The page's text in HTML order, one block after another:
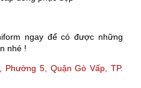
ngay để có được những
nhé !
5, Quận Gò Vấp, TP.